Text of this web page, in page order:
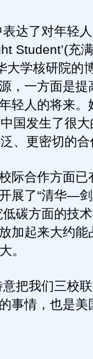
达了对年轻人
Student’(充
大学核研院的
，一方面是提
轻人的将来。
国发生了很
、更密切的合
合作方面已
展了“清华—
碳方面的技
加起来大约能
。
把我们三校联
事情，也是美